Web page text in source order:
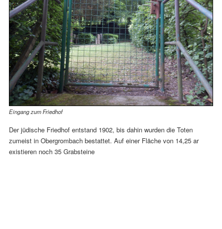
Eingang zum Friedhof
Der jüdische Friedhof entstand 1902, bis dahin wurden die Toten
zumeist in Obergrombach bestattet. Auf einer Fläche von 14,25 ar
existieren noch 35 Grabsteine